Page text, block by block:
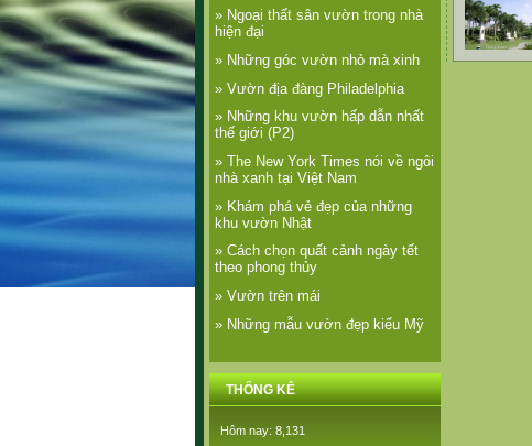
» Ngoại thất sân vườn trong nhà
hiện đại
» Những góc vườn nhỏ mà xinh
» Vườn địa đàng Philadelphia
» Những khu vườn hấp dẫn nhất
thế giới (P2)
» The New York Times nói về ngôi
nhà xanh tại Việt Nam
» Khám phá vẻ đẹp của những
khu vườn Nhật
» Cách chọn quất cảnh ngày tết
theo phong thủy
» Vườn trên mái
» Những mẫu vườn đẹp kiểu Mỹ
THỐNG KÊ
Hôm nay: 8,131